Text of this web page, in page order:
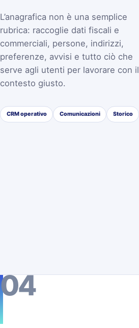
L’anagrafica non è una semplice
rubrica: raccoglie dati fiscali e
commerciali, persone, indirizzi,
preferenze, avvisi e tutto ciò che
serve agli utenti per lavorare con il
contesto giusto.
CRM operativo Comunicazioni Storico
04